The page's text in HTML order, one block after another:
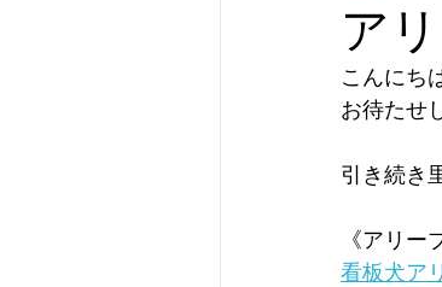
ア
こんにち
お待たせ
引き続き
《アリー
看板犬ア